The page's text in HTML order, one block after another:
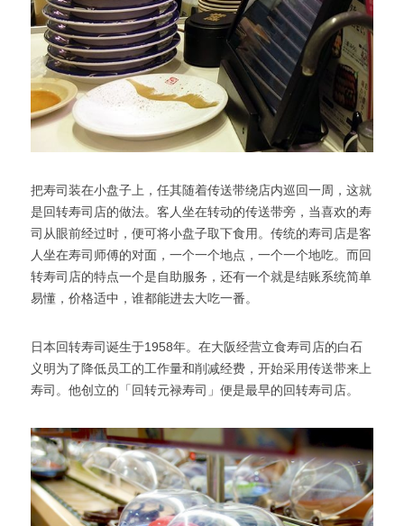
把寿司装在小盘子上，任其随着传送带绕店内巡回一周，这就
是回转寿司店的做法。客人坐在转动的传送带旁，当喜欢的寿
司从眼前经过时，便可将小盘子取下食用。传统的寿司店是客
人坐在寿司师傅的对面，一个一个地点，一个一个地吃。而回
转寿司店的特点一个是自助服务，还有一个就是结账系统简单
易懂，价格适中，谁都能进去大吃一番。
日本回转寿司诞生于1958年。在大阪经营立食寿司店的白石
义明为了降低员工的工作量和削减经费，开始采用传送带来上
寿司。他创立的「回转元禄寿司」便是最早的回转寿司店。